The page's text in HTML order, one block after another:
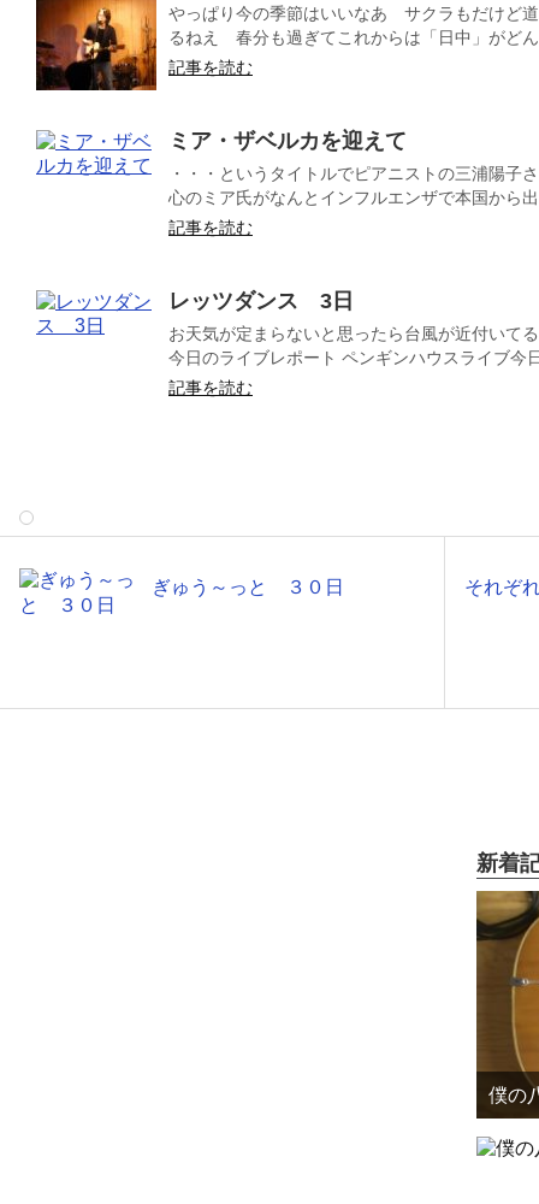
やっぱり今の季節はいいなあ サクラもだけど
るねえ 春分も過ぎてこれからは「日中」がど
記事を読む
ミア・ザベルカを迎えて
・・・というタイトルでピアニストの三浦陽
心のミア氏がなんとインフルエンザで本国から
記事を読む
レッツダンス 3日
お天気が定まらないと思ったら台風が近付い
今日のライブレポート ペンギンハウスライブ今
記事を読む
ぎゅう～っと ３０日 それぞ
新着
僕の